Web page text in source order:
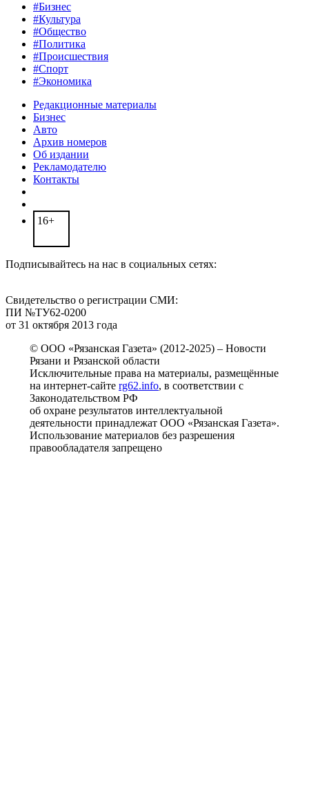
#Бизнес
#Культура
#Общество
#Политика
#Происшествия
#Спорт
#Экономика
Редакционные материалы
Бизнес
Авто
Архив номеров
Об издании
Рекламодателю
Контакты
16+
Подписывайтесь на нас в социальных сетях:
Свидетельство о регистрации СМИ:
ПИ №ТУ62-0200
от 31 октября 2013 года
© ООО «Рязанская Газета» (2012-2025) – Новости
Рязани и Рязанской области
Исключительные права на материалы, размещённые
на интернет-сайте rg62.info, в соответствии с
Законодательством РФ
об охране результатов интеллектуальной
деятельности принадлежат ООО «Рязанская Газета».
Использование материалов без разрешения
правообладателя запрещено